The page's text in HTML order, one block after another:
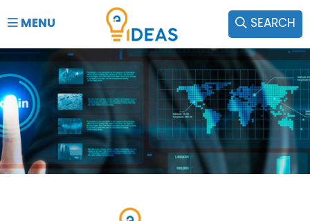
MENU SEARCH